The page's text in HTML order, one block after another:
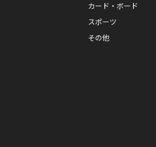
カード・ボード
スポーツ
その他